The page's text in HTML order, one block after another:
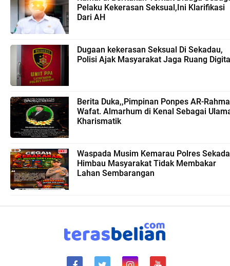
Pelaku Kekerasan Seksual,Ini Klarifikasi
Dari AH
Dugaan kekerasan Seksual Di Sekadau,
Polisi Ajak Masyarakat Jaga Ruang
Berita Duka,,Pimpinan Ponpes AR-
Wafat. Almarhum di Kenal Sebagai
Kharismatik
Waspada Musim Kemarau Polres
Himbau Masyarakat Tidak Membakar
Lahan Sembarangan